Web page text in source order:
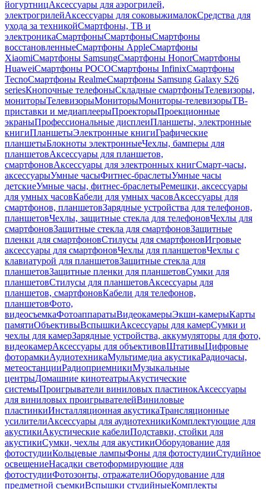
йогуртницАксессуары для аэрогрилей,
электрогрилейАксессуары для соковыжималокСредства для
ухода за техникойСмартфоны, ТВ и
электроникаСмартфоныСмартфоныСмартфоны
восстановленныеСмартфоны AppleСмартфоны
XiaomiСмартфоны SamsungСмартфоны HonorСмартфоны
HuaweiСмартфоны POCOСмартфоны InfinixСмартфоны
TecnoСмартфоны RealmeСмартфоны Samsung Galaxy S26
seriesКнопочные телефоныСкладные смартфоныТелевизоры,
мониторыТелевизорыМониторыМониторы-телевизорыТВ-
приставки и медиаплеерыПроекторыПроекционные
экраныПрофессиональные дисплеиПланшеты, электронные
книгиПланшетыЭлектронные книгиГрафические
планшетыБлокноты электронныеЧехлы, бамперы для
планшетовАксессуары для планшетов,
смартфоновАксессуары для электронных книгСмарт-часы,
аксессуарыУмные часыФитнес-браслетыУмные часы
детскиеУмные часы, фитнес-браслетыРемешки, аксессуары
для умных часовКабели для умных часовАксессуары для
смартфонов, планшетовЗарядные устройства для телефонов,
планшетовЧехлы, защитные стекла для телефоновЧехлы для
смартфоновЗащитные стекла для смартфоновЗащитные
пленки для смартфоновСтилусы для смартфоновИгровые
аксессуары для смартфоновЧехлы для планшетовЧехлы с
клавиатурой для планшетовЗащитные стекла для
планшетовЗащитные пленки для планшетовСумки для
планшетовСтилусы для планшетовАксессуары для
планшетов, смартфоновКабели для телефонов,
планшетовФото,
видеосъемкаФотоаппаратыВидеокамерыЭкшн-камерыКарты
памятиОбъективыВспышкиАксессуары для камерСумки и
чехлы для камерЗарядные устройства, аккумуляторы для фото,
видеокамерАксессуары для объективовШтативыЦифровые
фоторамкиАудиотехникаМультимедиа акустикаРадиочасы,
метеостанцииРадиоприемникиМузыкальные
центрыДомашние кинотеатрыАкустические
системыПроигрыватели виниловых пластинокАксессуары
для виниловых проигрывателейВиниловые
пластинкиИнсталляционная акустикаТрансляционные
усилителиАксессуары для аудиотехникиКомплектующие для
акустикиАкустические кабелиПодставки, стойки для
акустикиСумки, чехлы для акустикиОборудование для
фотостудииКольцевые лампыФоны для фотостудииСтудийное
освещениеНасадки светоформирующие для
фотостудииФотозонты, отражателиОборудование для
предметной съемкиВспышки студийныеКомплекты